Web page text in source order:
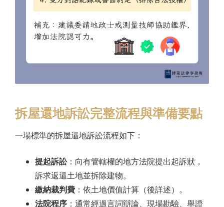
拆屋還地訴訟完整流程與準備要點
一場標準的拆屋還地訴訟流程如下：
提起訴訟：向有管轄權的地方法院提出起訴狀，
訴求返還土地並拆除建物。
繳納裁判費 ：依土地價值計算（後詳述）。
法院程序 ：通常經過言詞辯論、現場勘驗、舉證